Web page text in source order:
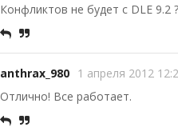
Конфликтов не будет с DLE 9.2
anthrax_980 1 апреля 2012
Отлично! Все работает.